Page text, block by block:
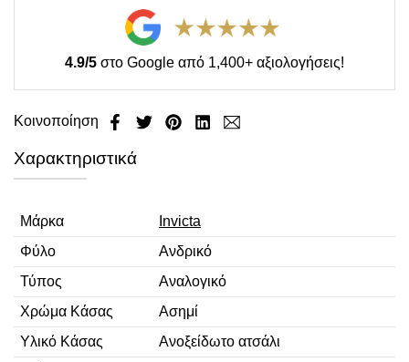
4.9/5 στο Google από 1,400+ αξιολογήσεις!
Κοινοποίηση
Χαρακτηριστικά
Μάρκα
Invicta
Φύλο
Ανδρικό
Τύπος
Αναλογικό
Χρώμα Κάσας
Ασημί
Υλικό Κάσας
Ανοξείδωτο ατσάλι